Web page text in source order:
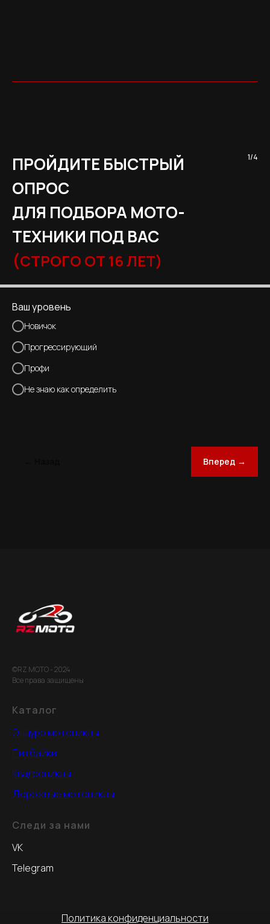
ПРОЙДИТЕ БЫСТРЫЙ
ОПРОС
ДЛЯ ПОДБОРА МОТО-
ТЕХНИКИ ПОД ВАС
(СТРОГО ОТ 16 ЛЕТ)
1/4
Ваш уровень
Новичок
Прогрессирующий
Профи
Не знаю как определить
Вперед →
©RZ MOTO - 2024
Все права защищены
Каталог
Эндуро мотоциклы
Питбайки
Квадроциклы
Дорожные мотоциклы
Следи за нами
VK
Telegram
Политика конфиденциальности